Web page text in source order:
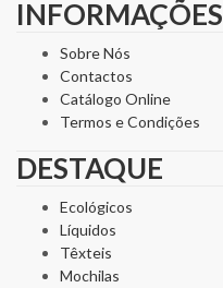
INFORMAÇÕES
Sobre Nós
Contactos
Catálogo Online
Termos e Condições
DESTAQUE
Ecológicos
Líquidos
Têxteis
Mochilas